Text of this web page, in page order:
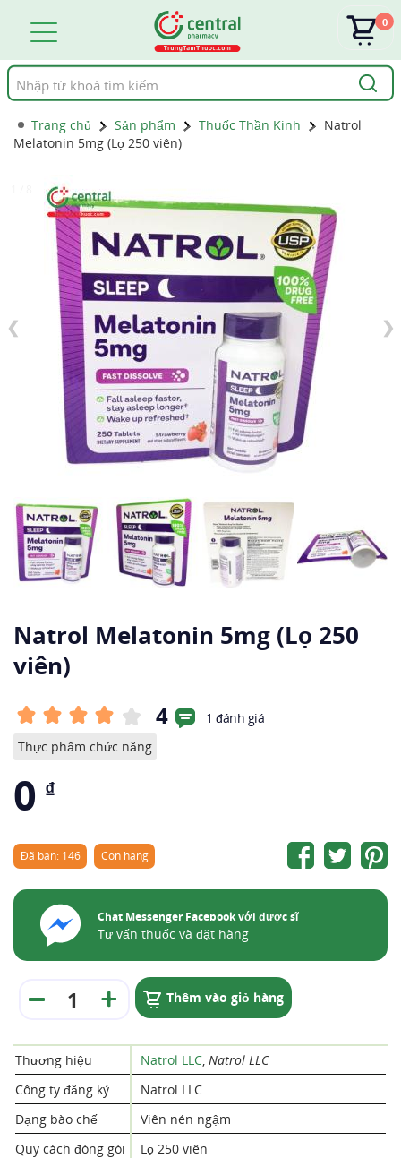
Tìm
kiếm
0
Trang chủ Sản phẩm Thuốc Thần Kinh
Natrol
Melatonin 5mg (Lọ 250 viên)
❮ ❯
Natrol Melatonin 5mg (Lọ 250
viên)
4
1 đánh giá
Thực phẩm chức năng
0 ₫
Đã bán: 146 Còn hàng
Chat Messenger Facebook với dược sĩ
Tư vấn thuốc và đặt hàng
Thêm vào giỏ hàng
Thương hiệu Natrol LLC, Natrol LLC
Công ty đăng ký
Natrol LLC
Dạng bào chế
Viên nén ngậm
Quy cách đóng gói
Lọ 250 viên